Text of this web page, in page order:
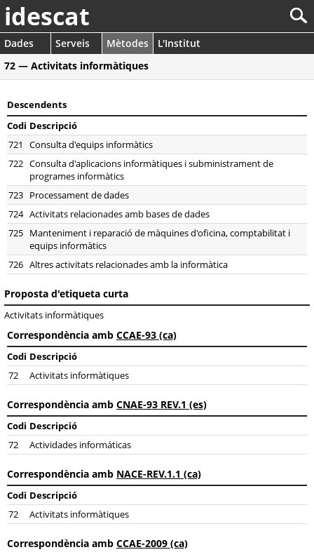
idescat
Dades Serveis Mètodes
L'Institut
72 — Activitats informàtiques
Descendents
Codi Descripció
721
Consulta d'equips informàtics
722 Consulta d'aplicacions informàtiques i subministrament de
programes informàtics
723 Processament de dades
724 Activitats relacionades amb bases de dades
725 Manteniment i reparació de màquines d'oficina, comptabilitat i
equips informàtics
726 Altres activitats relacionades amb la informàtica
Proposta d'etiqueta curta
Activitats informàtiques
Correspondència amb CCAE-93 (ca)
Codi Descripció
72
Activitats informàtiques
Correspondència amb CNAE-93 REV.1 (es)
Codi Descripció
72
Actividades informáticas
Correspondència amb NACE-REV.1.1 (ca)
Codi Descripció
72
Activitats informàtiques
Correspondència amb CCAE-2009 (ca)